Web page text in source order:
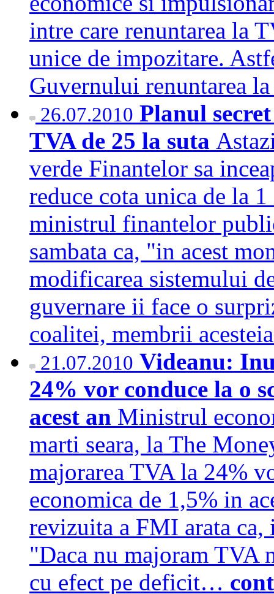
intre care renuntarea la
unice de impozitare.
Guvernului renuntarea
26.07.2010 Planul
TVA de 25 la suta
verde Finantelor sa
reduce cota unica de la
ministrul finantelor
sambata ca, "in acest
modificarea sistemului
guvernare ii face o
coalitei, membrii
21.07.2010 Videanu:
24% vor conduce la o
acest an Ministrul
marti seara, la The
majorarea TVA la 24%
economica de 1,5% in
revizuita a FMI arata ca,
"Daca nu majoram TVA
cu efect pe deficit…